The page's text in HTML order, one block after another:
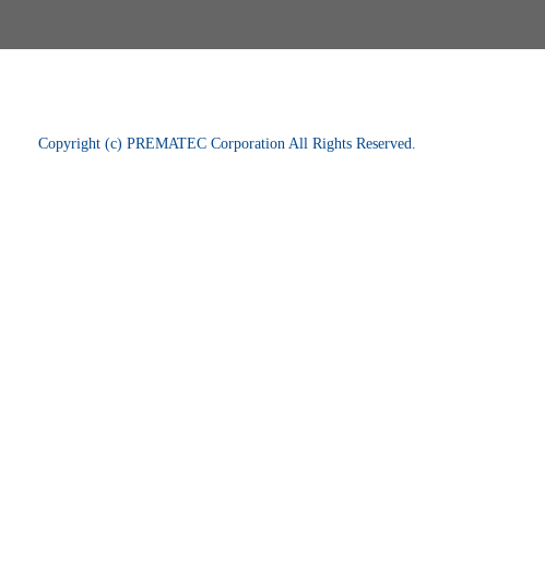
Copyright (c) PREMATEC Corporation All Rights Reserved.